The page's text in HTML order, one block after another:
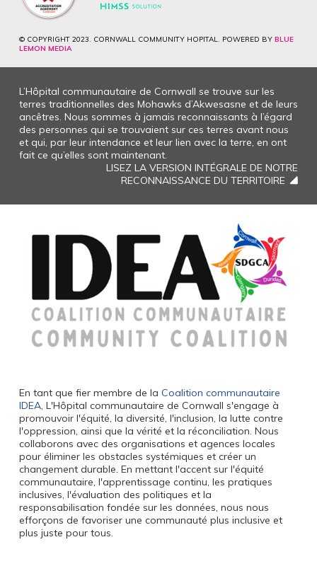
© COPYRIGHT 2023. CORNWALL COMMUNITY HOPITAL. POWERED BY BLUE
LEMON MEDIA
L’Hôpital communautaire de Cornwall se trouve sur les
terres traditionnelles des Mohawks d’Akwesasne et de leurs
ancêtres. Nous sommes à jamais reconnaissants à l’égard
des personnes qui se trouvaient sur ces terres avant nous
et qui, par leur intendance et leur lien avec la terre, en ont
fait ce qu’elles sont maintenant.
LISEZ LA VERSION INTÉGRALE DE NOTRE
RECONNAISSANCE DU TERRITOIRE
En tant que fier membre de la Coalition communautaire
IDEA, L'Hôpital communautaire de Cornwall s'engage à
promouvoir l'équité, la diversité, l'inclusion, la lutte contre
l'oppression, ainsi que la vérité et la réconciliation. Nous
collaborons avec des organisations et agences locales
pour éliminer les obstacles systémiques et créer un
changement durable. En mettant l'accent sur l'équité
communautaire, l'apprentissage continu, les pratiques
inclusives, l'évaluation des politiques et la
responsabilisation fondée sur les données, nous nous
efforçons de favoriser une communauté plus inclusive et
plus juste pour tous.